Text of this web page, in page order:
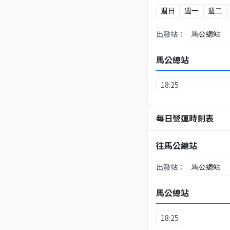
週日 週一 週二
出發站：
馬公總站
18:25
每日營運時刻表
往馬公總站
出發站：
馬公總站
18:25